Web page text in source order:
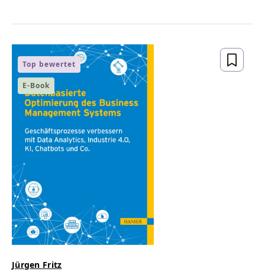
Top bewertet
E-Book
Jürgen Fritz